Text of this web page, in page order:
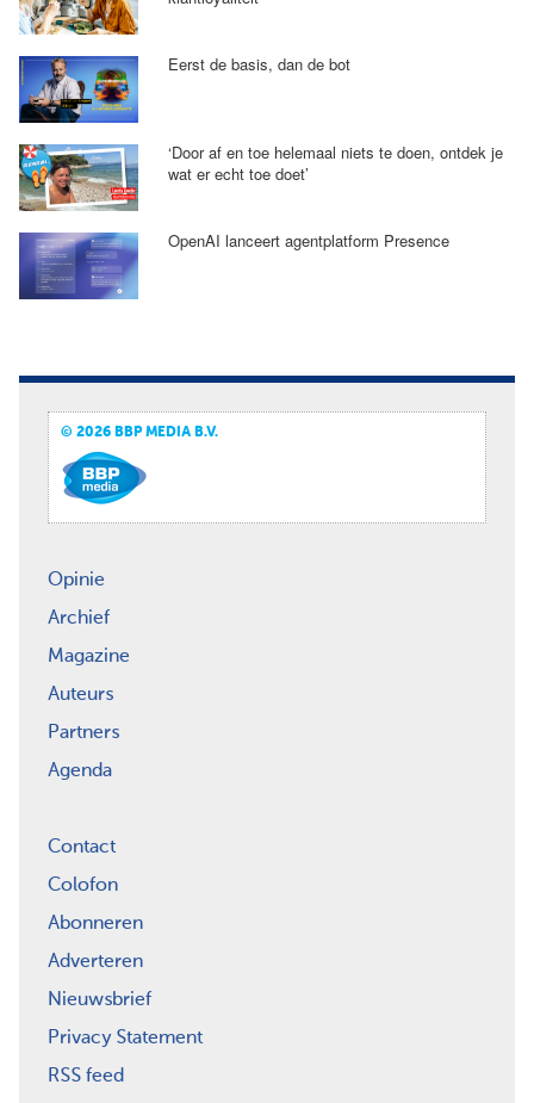
Eerst de basis, dan de bot
‘Door af en toe helemaal niets te doen, ontdek je
wat er echt toe doet’
OpenAI lanceert agentplatform Presence
© 2026 BBP MEDIA B.V.
Opinie
Archief
Magazine
Auteurs
Partners
Agenda
Contact
Colofon
Abonneren
Adverteren
Nieuwsbrief
Privacy Statement
RSS feed